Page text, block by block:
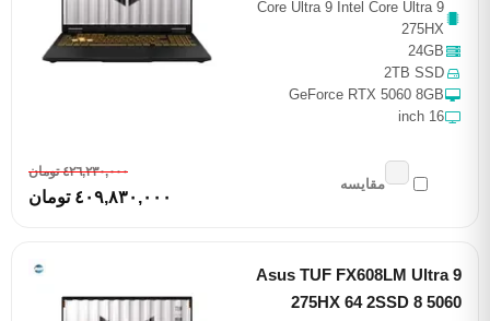
Core Ultra 9 Intel Core Ultra 9
275HX
24GB
2TB SSD
GeForce RTX 5060 8GB
16 inch
٤٢٦,٢٣٠,٠٠٠ تومان
٤٠٩,٨٣٠,٠٠٠ تومان
مقایسه
Asus TUF FX608LM Ultra 9
275HX 64 2SSD 8 5060